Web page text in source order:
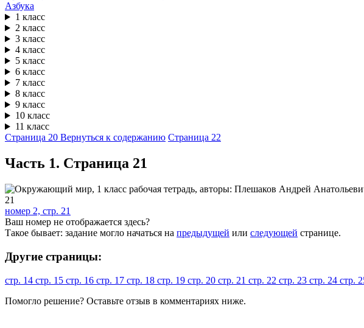
Азбука
1 класс
2 класс
3 класс
4 класс
5 класс
6 класс
7 класс
8 класс
9 класс
10 класс
11 класс
Страница 20 Вернуться к содержанию Страница 22
Часть 1. Cтраница 21
номер 2, стр. 21
Ваш номер не отображается здесь?
Такое бывает: задание могло начаться на предыдущей или следующей странице.
Другие страницы:
стр. 14 стр. 15 стр. 16 стр. 17 стр. 18 стр. 19 стр. 20 стр. 21 стр. 22 стр. 23 стр. 24 стр.
Помогло решение? Оставьте отзыв в комментариях ниже.